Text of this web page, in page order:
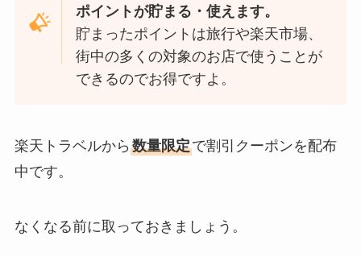
ポイントが貯まる・使えます。
貯まったポイントは旅行や楽天市場、
街中の多くの対象のお店で使うことが
できるのでお得ですよ。
楽天トラベルから 数量限定で割引クーポンを配布
中です。
なくなる前に取っておきましょう。